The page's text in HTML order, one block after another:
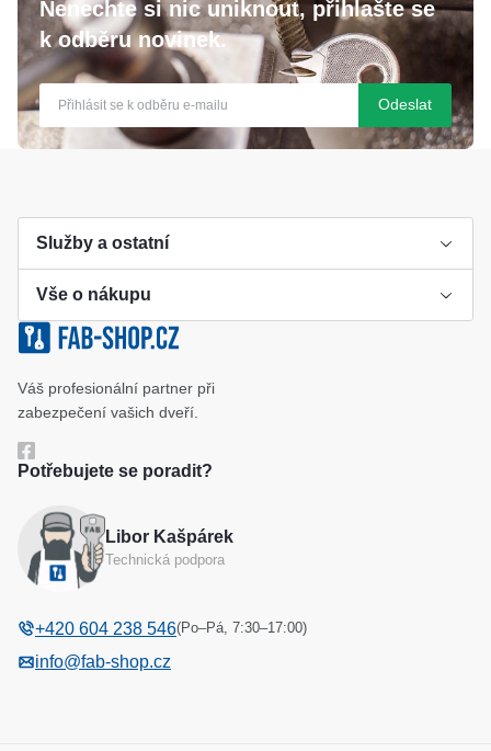
Nenechte si nic uniknout, přihlašte se
k odběru novinek.
Odeslat
Služby a ostatní
Výroba klíče
Klíčové systémy
Katalog
Vše o nákupu
Cookies a podmínky používání
Ochrana osobních údajů
Odstoupení od kupní smlouvy
Váš profesionální partner při
zabezpečení vašich dveří.
Potřebujete se poradit?
Libor Kašpárek
Technická podpora
+420 604 238 546(Po–Pá, 7:30–17:00)
info@fab-shop.cz